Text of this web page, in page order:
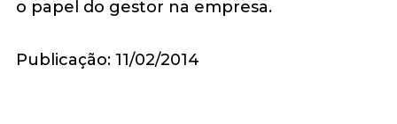
o papel do gestor na empresa.
Publicação: 11/02/2014